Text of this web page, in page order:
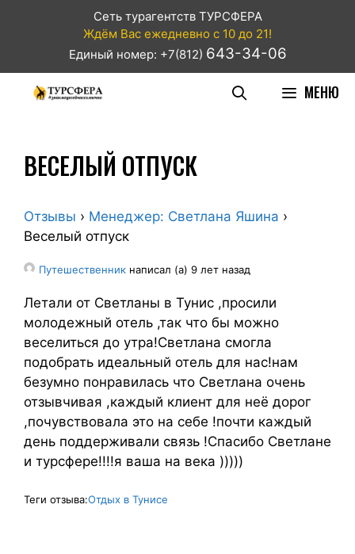
Сеть турагентств ТУРСФЕРА
Ждём Вас ежедневно с 10 до 21!
Единый номер: +7(812) 643-34-06
МЕНЮ
ВЕСЕЛЫЙ ОТПУСК
Отзывы › Менеджер: Светлана Яшина ›
Веселый отпуск
Путешественник написал (а) 9 лет назад
Летали от Светланы в Тунис ,просили
молодежный отель ,так что бы можно
веселиться до утра!Светлана смогла
подобрать идеальный отель для нас!нам
безумно понравилась что Светлана очень
отзывчивая ,каждый клиент для неё дорог
,почувствовала это на себе !почти каждый
день поддерживали связь !Спасибо Светлане
и турсфере!!!!я ваша на века )))))
Теги отзыва:Отдых в Тунисе